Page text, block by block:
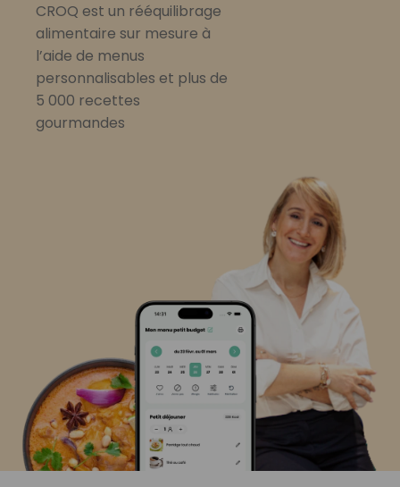
CROQ est un rééquilibrage
alimentaire sur mesure à
l’aide de menus
personnalisables et plus de
5 000 recettes
gourmandes